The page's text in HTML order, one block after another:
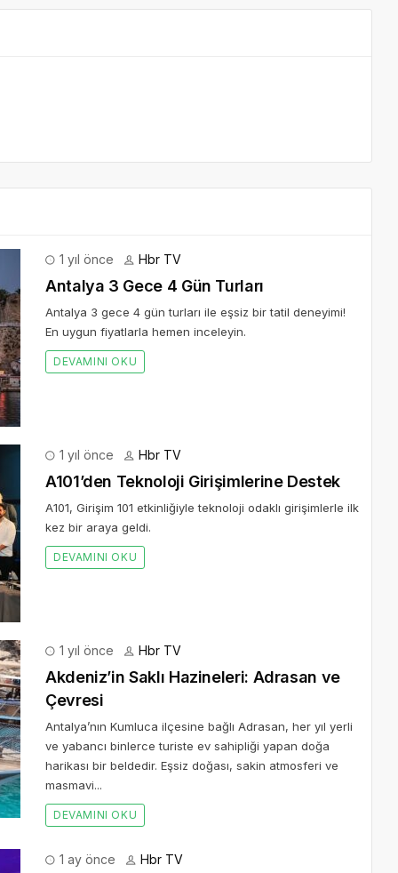
1 yıl önce Hbr TV
Antalya 3 Gece 4 Gün Turları
Antalya 3 gece 4 gün turları ile eşsiz bir tatil deneyimi!
En uygun fiyatlarla hemen inceleyin.
DEVAMINI OKU
1 yıl önce Hbr TV
A101’den Teknoloji Girişimlerine Destek
A101, Girişim 101 etkinliğiyle teknoloji odaklı girişimlerle ilk
kez bir araya geldi.
DEVAMINI OKU
1 yıl önce Hbr TV
Akdeniz’in Saklı Hazineleri: Adrasan ve
Çevresi
Antalya’nın Kumluca ilçesine bağlı Adrasan, her yıl yerli
ve yabancı binlerce turiste ev sahipliği yapan doğa
harikası bir beldedir. Eşsiz doğası, sakin atmosferi ve
masmavi...
DEVAMINI OKU
1 ay önce Hbr TV